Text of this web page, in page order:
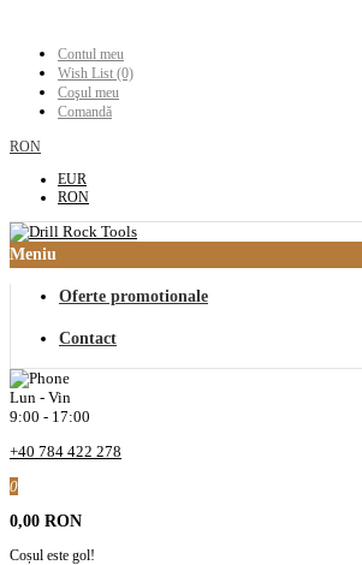
Contul meu
Wish List (0)
Coşul meu
Comandă
RON
EUR
RON
Meniu
Oferte promotionale
Contact
Lun - Vin
9:00 - 17:00
+40 784 422 278
0
0,00 RON
Coșul este gol!